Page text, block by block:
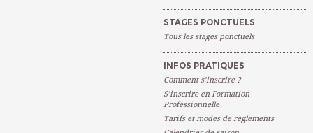
STAGES PONCTUELS
Tous les stages ponctuels
INFOS PRATIQUES
Comment s’inscrire ?
S’inscrire en Formation
Professionnelle
Tarifs et modes de règlements